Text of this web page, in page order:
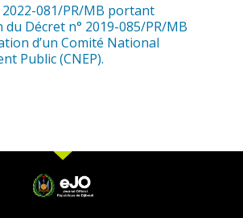
2022-081/PR/MB portant
du Décret n° 2019-085/PR/MB
d’un Comité National
Public (CNEP).